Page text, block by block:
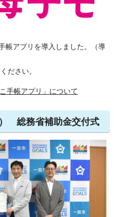
帳アプリを導入しました。（導
ださい。
手帳アプリ」について
総務省補助金交付式